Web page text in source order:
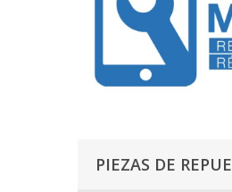
PIEZAS DE